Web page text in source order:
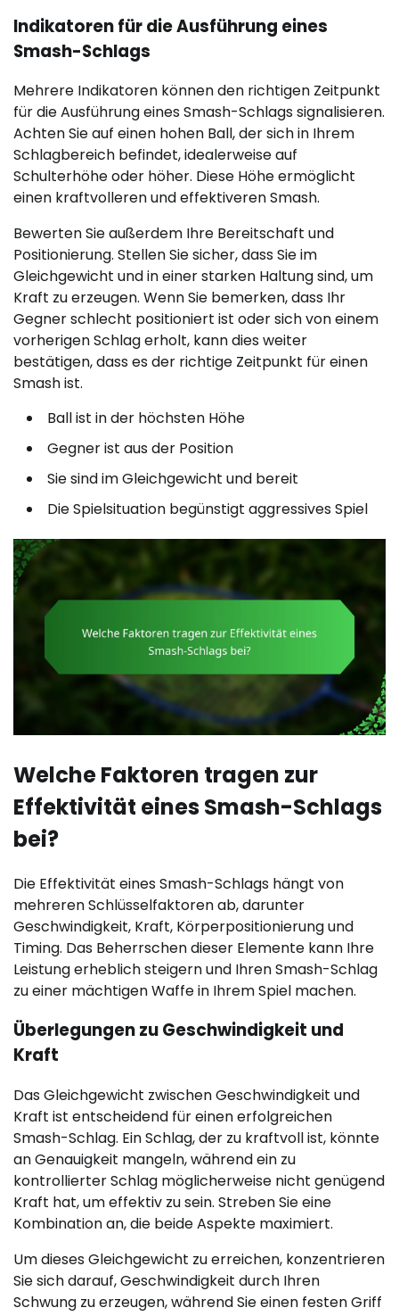
Indikatoren für die Ausführung eines
Smash-Schlags
Mehrere Indikatoren können den richtigen Zeitpunkt
für die Ausführung eines Smash-Schlags signalisieren.
Achten Sie auf einen hohen Ball, der sich in Ihrem
Schlagbereich befindet, idealerweise auf
Schulterhöhe oder höher. Diese Höhe ermöglicht
einen kraftvolleren und effektiveren Smash.
Bewerten Sie außerdem Ihre Bereitschaft und
Positionierung. Stellen Sie sicher, dass Sie im
Gleichgewicht und in einer starken Haltung sind, um
Kraft zu erzeugen. Wenn Sie bemerken, dass Ihr
Gegner schlecht positioniert ist oder sich von einem
vorherigen Schlag erholt, kann dies weiter
bestätigen, dass es der richtige Zeitpunkt für einen
Smash ist.
Ball ist in der höchsten Höhe
Gegner ist aus der Position
Sie sind im Gleichgewicht und bereit
Die Spielsituation begünstigt aggressives Spiel
Welche Faktoren tragen zur
Effektivität eines Smash-Schlags
bei?
Die Effektivität eines Smash-Schlags hängt von
mehreren Schlüsselfaktoren ab, darunter
Geschwindigkeit, Kraft, Körperpositionierung und
Timing. Das Beherrschen dieser Elemente kann Ihre
Leistung erheblich steigern und Ihren Smash-Schlag
zu einer mächtigen Waffe in Ihrem Spiel machen.
Überlegungen zu Geschwindigkeit und
Kraft
Das Gleichgewicht zwischen Geschwindigkeit und
Kraft ist entscheidend für einen erfolgreichen
Smash-Schlag. Ein Schlag, der zu kraftvoll ist, könnte
an Genauigkeit mangeln, während ein zu
kontrollierter Schlag möglicherweise nicht genügend
Kraft hat, um effektiv zu sein. Streben Sie eine
Kombination an, die beide Aspekte maximiert.
Um dieses Gleichgewicht zu erreichen, konzentrieren
Sie sich darauf, Geschwindigkeit durch Ihren
Schwung zu erzeugen, während Sie einen festen Griff